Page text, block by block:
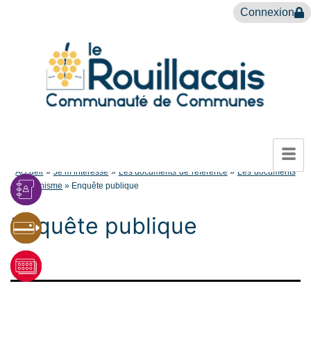
Connexion
Accueil » Je m’intéresse » Les documents de référence » Les documents
d’urbanisme » Enquête publique
Enquête publique